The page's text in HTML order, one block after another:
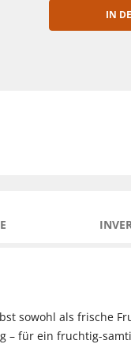
IN
sowohl als frische
– für ein fruchtig-